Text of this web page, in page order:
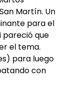
Martín. Un
para el
pareció que
el tema.
para luego
con